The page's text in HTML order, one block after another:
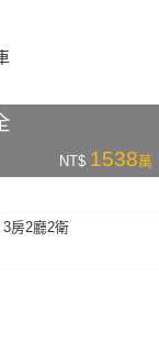
NT$ 1538萬
3房2廳2衛